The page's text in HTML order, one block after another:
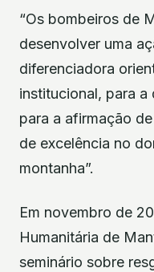
“Os bombeiros de
desenvolver uma
diferenciadora
institucional, para
para a afirmação
de excelência no
montanha”.
Em novembro de
Humanitária de
seminário sobre